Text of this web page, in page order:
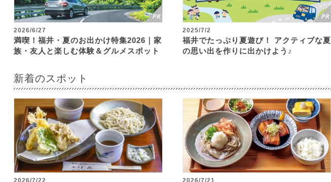
2026/6/27
満喫！福井・夏のお出かけ特集2026｜家
族・友人と楽しむ体験＆グルメスポット
2025/7/2
福井でたっぷり夏遊び！ アクティブな夏
の思い出を作りに出かけよう♪
新着のスポット
2026/7/22 2026/7/21